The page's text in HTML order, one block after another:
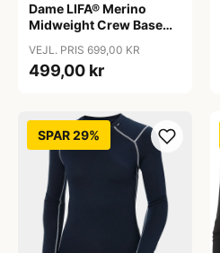
Dame LIFA® Merino
Midweight Crew Base
VEJL. PRIS 699,00 KR
499,00 kr
SPAR 29%